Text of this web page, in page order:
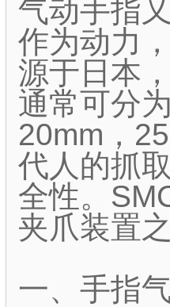
气动手指
作为动力
源于日本
通常可分
20mm，
代人的抓
全性。
夹爪装置
一、手指